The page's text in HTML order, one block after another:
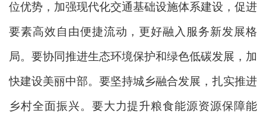
位优势，加强现代化交通基础设施体系建设，促进
要素高效自由便捷流动，更好融入服务新发展格
局。要协同推进生态环境保护和绿色低碳发展，加
快建设美丽中部。要坚持城乡融合发展，扎实推进
乡村全面振兴。要大力提升粮食能源资源保障能